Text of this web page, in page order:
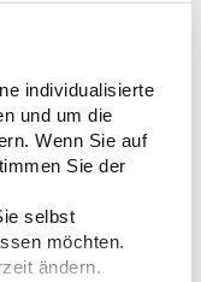
individualisierte
und um die
Wenn Sie auf
Sie der
selbst
möchten.
ändern.
Nähte
Personalisierung
ab16,05 € *
*